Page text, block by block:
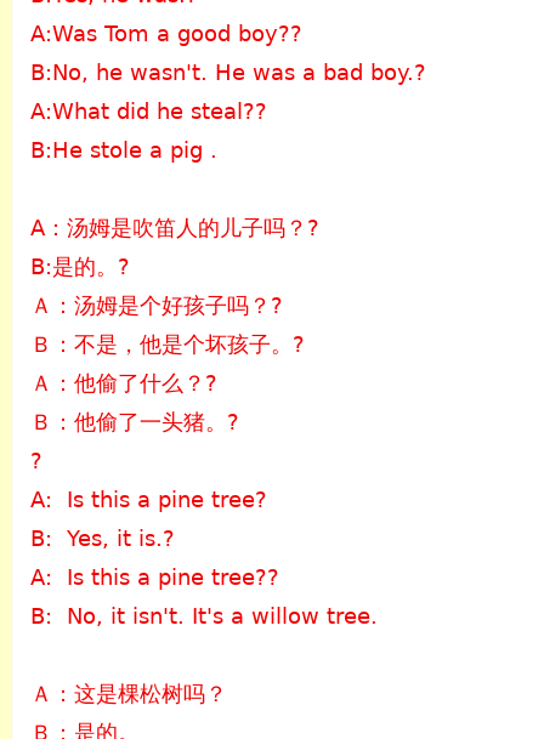
A:Was Tom a good boy??
B:No, he wasn't. He was a bad boy.?
A:What did he steal??
B:He stole a pig .
A：汤姆是吹笛人的儿子吗？?
B:是的。?
Ａ：汤姆是个好孩子吗？?
Ｂ：不是，他是个坏孩子。?
Ａ：他偷了什么？?
Ｂ：他偷了一头猪。?
?
A: Is this a pine tree?
B: Yes, it is.?
A: Is this a pine tree??
B: No, it isn't. It's a willow tree.
Ａ：这是棵松树吗？
Ｂ：是的。